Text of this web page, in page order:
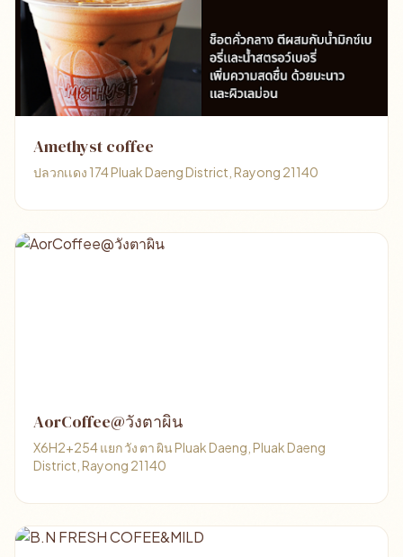
Amethyst coffee
ปลวกเเดง 174 Pluak Daeng District, Rayong 21140
AorCoffee@วังตาผิน
X6H2+254 แยก วัง ตา ผิน Pluak Daeng, Pluak Daeng
District, Rayong 21140